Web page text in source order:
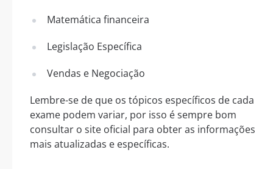
Matemática financeira
Legislação Específica
Vendas e Negociação
Lembre-se de que os tópicos específicos de cada
exame podem variar, por isso é sempre bom
consultar o site oficial para obter as informações
mais atualizadas e específicas.